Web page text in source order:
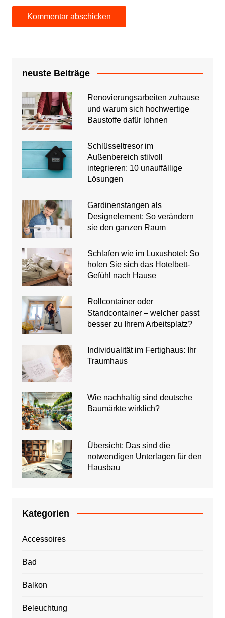
neuste Beiträge
Renovierungsarbeiten zuhause
und warum sich hochwertige
Baustoffe dafür lohnen
Schlüsseltresor im
Außenbereich stilvoll
integrieren: 10 unauffällige
Lösungen
Gardinenstangen als
Designelement: So verändern
sie den ganzen Raum
Schlafen wie im Luxushotel: So
holen Sie sich das Hotelbett-
Gefühl nach Hause
Rollcontainer oder
Standcontainer – welcher passt
besser zu Ihrem Arbeitsplatz?
Individualität im Fertighaus: Ihr
Traumhaus
Wie nachhaltig sind deutsche
Baumärkte wirklich?
Übersicht: Das sind die
notwendigen Unterlagen für den
Hausbau
Kategorien
Accessoires
Bad
Balkon
Beleuchtung